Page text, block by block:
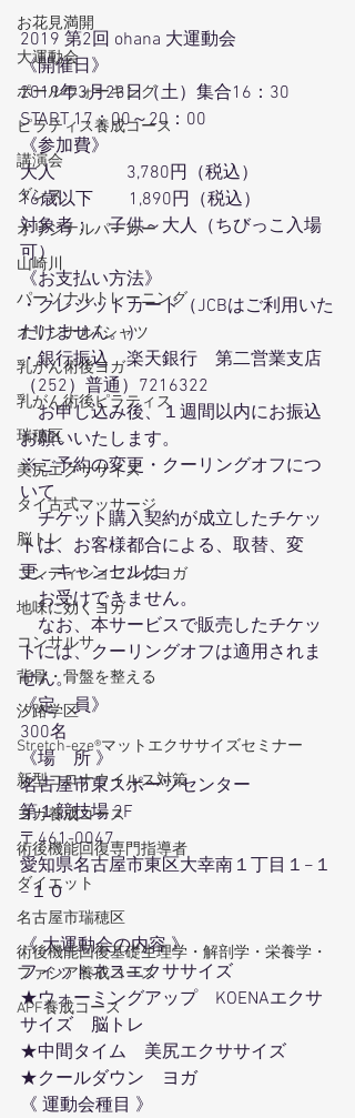
お花見満開
大運動会
ポールウォーキング
ピラティス養成コース
講演会
ダンス
オリジナルパーカー
山崎川
パーソナルトレーニング
オリジナルTシャツ
乳がん術後ヨガ
乳がん術後ピラティス
瑞穂区
美尻エクササイズ
タイ古式マッサージ
脳トレ
コンディショニングヨガ
地味に効くヨガ
コンサルサ
背骨・骨盤を整える
汐路学区
Stretch-eze®マットエクササイズセミナー
新型コロナウイルス対策
ヨガ養成コース
術後機能回復専門指導者
ダイエット
名古屋市瑞穂区
術後機能回復基礎生理学・解剖学・栄養学・
ファシア養成コース
APF養成コース
2019 第2回 ohana 大運動会
《開催日》
2019年3月23日（土）集合16：30
START 17：00～20：00
《参加費》
大人　　　　3,780円（税込）
16歳以下　　1,890円（税込）
対象者：　子供～大人（ちびっこ入場
可）
《お支払い方法》
・クレジットカード（JCBはご利用いた
だけません。）
・銀行振込　楽天銀行　第二営業支店
（252）普通）7216322
お申し込み後、１週間以内にお振込
お願いいたします。
※ご予約の変更・クーリングオフにつ
いて
チケット購入契約が成立したチケッ
トは、お客様都合による、取替、変
更、キャンセルは
お受けできません。
なお、本サービスで販売したチケッ
トには、クーリングオフは適用されま
せん。
《定　員》
300名
《場　所 》
名古屋市東スポーツセンター
第１競技場 2F
〒461-0047
愛知県名古屋市東区大幸南１丁目１−１
−１０
《 大運動会の内容 》
フィットネスエクササイズ
★ウォーミングアップ　KOENAエクサ
サイズ　脳トレ
★中間タイム　美尻エクササイズ
★クールダウン　ヨガ
《 運動会種目 》